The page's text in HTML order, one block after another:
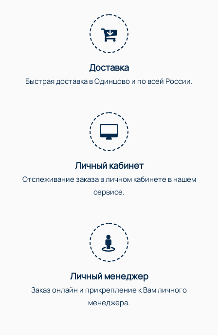
Доставка
Быстрая доставка в Одинцово и по всей России.
Личный кабинет
Отслеживание заказа в личном кабинете в нашем
сервисе.
Личный менеджер
Заказ онлайн и прикрепление к Вам личного
менеджера.